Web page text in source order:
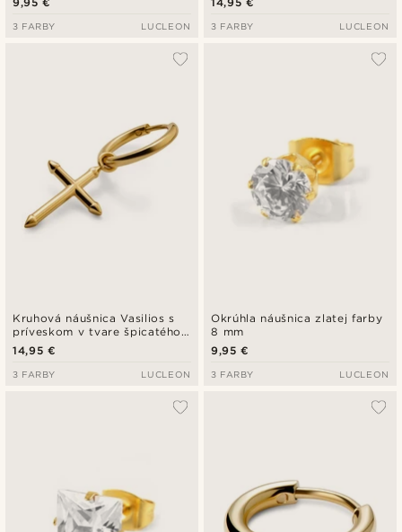
3 FARBY LUCLEON 3 FARBY LUCLEON
Kruhová náušnica Vasilios s
príveskom v tvare špicatého
krížika v zlatej farbe
14,95 €
3 FARBY LUCLEON
Okrúhla náušnica zlatej farby
8 mm
9,95 €
3 FARBY LUCLEON